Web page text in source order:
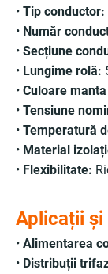
• Tip conductor:
• Număr
• Secțiune
• Lungime rolă:
• Culoare
• Tensiune
• Temperatură
• Material
• Flexibilitate:
Aplicații
• Alimentarea
• Distribuții